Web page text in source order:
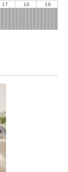
17 18 19